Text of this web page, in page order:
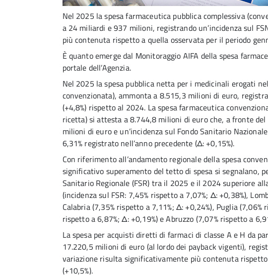
Nel 2025 la spesa farmaceutica pubblica complessiva
a 24 miliardi e 937 milioni, registrando un’incidenza sul
più contenuta rispetto a quella osservata per il periodo
È quanto emerge dal Monitoraggio AIFA della spesa
portale dell’Agenzia.
Nel 2025 la spesa pubblica netta per i medicinali erogati
convenzionata), ammonta a 8.515,3 milioni di euro,
(+4,8%) rispetto al 2024. La spesa farmaceutica
ricetta) si attesta a 8.744,8 milioni di euro che, a fronte
milioni di euro e un’incidenza sul Fondo Sanitario
6,31% registrato nell’anno precedente (Δ: +0,15%).
Con riferimento all’andamento regionale della spesa
significativo superamento del tetto di spesa si segnalano,
Sanitario Regionale (FSR) tra il 2025 e il 2024 superiore
(incidenza sul FSR: 7,45% rispetto a 7,07%; Δ: +0,38%),
Calabria (7,35% rispetto a 7,11%; Δ: +0,24%), Puglia
rispetto a 6,87%; Δ: +0,19%) e Abruzzo (7,07% rispetto a
La spesa per acquisti diretti di farmaci di classe A e H da
17.220,5 milioni di euro (al lordo dei payback vigenti),
variazione risulta significativamente più contenuta
(+10,5%).